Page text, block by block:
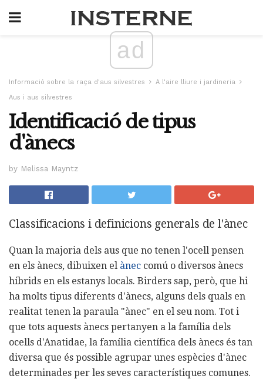
ad
Informació sobre la raça d'aus silvestres
A l'aire lliure i jardineria
Aus i aus silvestres
Identificació de tipus
d'ànecs
by Melissa Mayntz
Classificacions i definicions generals de l'ànec
Quan la majoria dels aus que no tenen l'ocell pensen
en els ànecs, dibuixen el ànec comú o diversos ànecs
híbrids en els estanys locals. Birders sap, però, que hi
ha molts tipus diferents d'ànecs, alguns dels quals en
realitat tenen la paraula "ànec" en el seu nom. Tot i
que tots aquests ànecs pertanyen a la família dels
ocells d'Anatidae, la família científica dels ànecs és tan
diversa que és possible agrupar unes espècies d'ànec
determinades per les seves característiques comunes.